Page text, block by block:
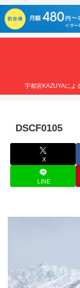
宇都宮KAZUYAによ
DSCF0105
X
LINE